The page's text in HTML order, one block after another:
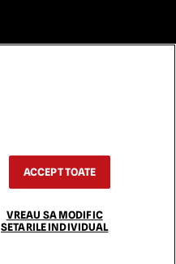
ACCEPT TOATE
VREAU SA MODIFIC
SETARILE INDIVIDUAL